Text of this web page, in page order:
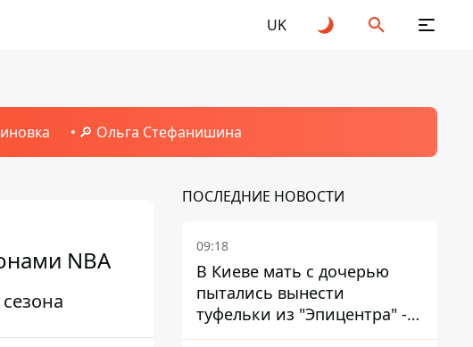
UK
🔎 Ольга Стефанишина
NBA
ПОСЛЕДНИЕ НОВОСТИ
09:18
В Киеве мать с дочерью
пытались вынести
туфельки из "Эпицентра" -
суд вынес приговор